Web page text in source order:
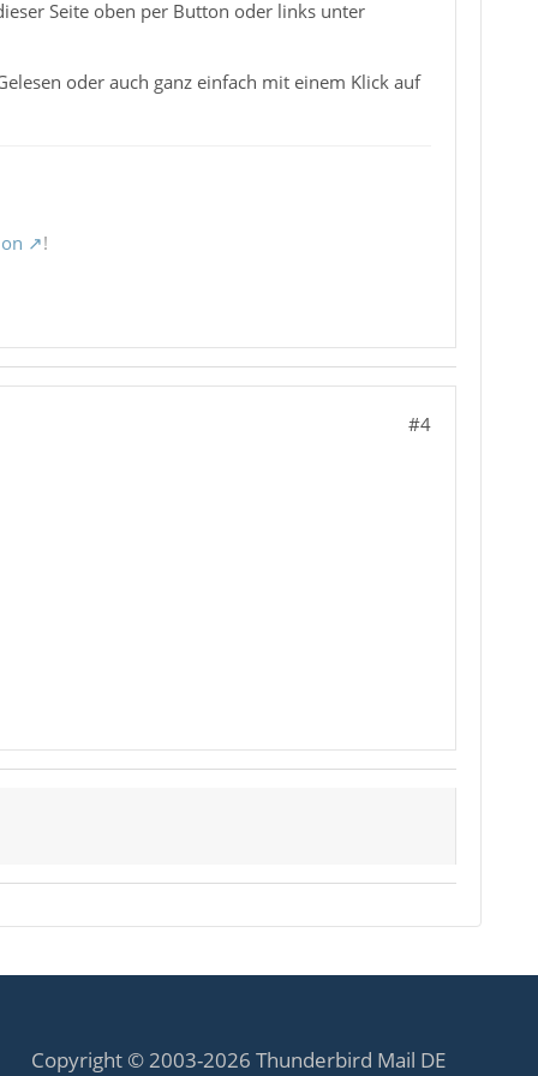
Seite oben per Button oder links unter
oder auch ganz einfach mit einem Klick auf
!
#4
Copyright © 2003-2026 Thunderbird Mail DE